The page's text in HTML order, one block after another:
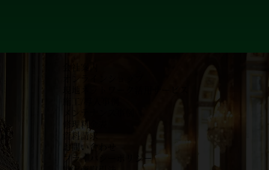
​修理料金表
資料請求
お問い合わせ
プライバシーポリシー